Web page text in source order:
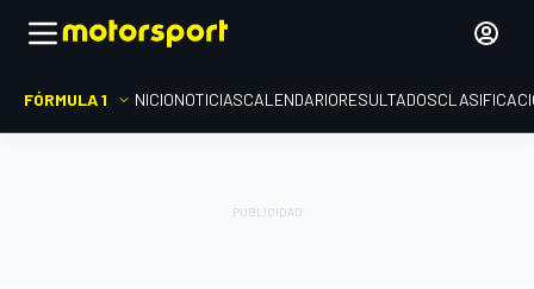
FÓRMULA 1 INICIONOTICIASCALENDARIORESULTADOS